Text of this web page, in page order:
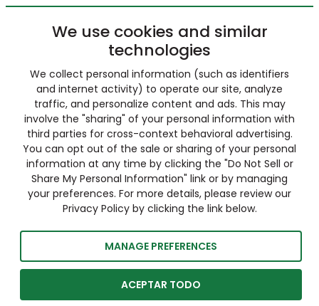
We use cookies and similar
technologies
We collect personal information (such as identifiers
and internet activity) to operate our site, analyze
traffic, and personalize content and ads. This may
involve the "sharing" of your personal information with
third parties for cross-context behavioral advertising.
You can opt out of the sale or sharing of your personal
information at any time by clicking the "Do Not Sell or
Share My Personal Information" link or by managing
your preferences. For more details, please review our
Privacy Policy by clicking the link below.
MANAGE PREFERENCES
ACEPTAR TODO